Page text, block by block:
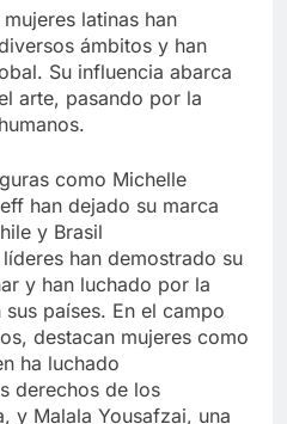
latinas han
ámbitos y han
Su influencia abarca
arte, pasando por la
como Michelle
han dejado su marca
y Brasil
han demostrado su
y han luchado por la
países. En el campo
destacan mujeres como
ha luchado
derechos de los
y Malala Yousafzai, una